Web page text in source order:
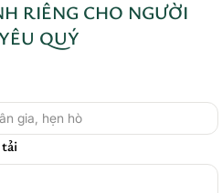
RIÊNG CHO NGƯỜI
QUÝ